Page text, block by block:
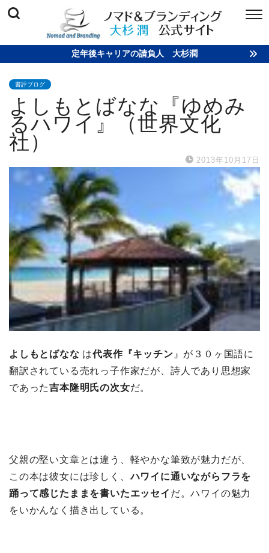
定年後キャリアの請負人 大杉潤
書評ブログ
よしもとばなな『ゆめみ
るハワイ』（世界文化
社）
2013年10月17日
よしもとばなな は代表作『キッチン 』が３０ヶ国語に
翻訳されている売れっ子作家だが、詩人であり思想家
であった吉本隆明氏の次女だ。
父親の堅い文章とは違う、軽やかな筆致が魅力だが、
この本は彼女には珍しく、ハワイに通いながらフラを
踊って感じたままを書いたエッセイ だ。ハワイの魅力
をいかんなく描き出している。